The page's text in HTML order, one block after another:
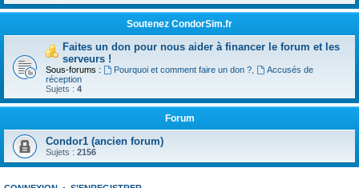
Soutenez CondorSim.fr
Faites un don pour nous aider à financer le forum et les
serveurs !
Sous-forums : Pourquoi et comment faire un don ?,
Accusés de
réception
Sujets : 4
Forum
Condor1 (ancien forum)
Sujets : 2156